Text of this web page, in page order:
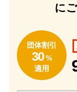
に
団体割引
30%
適用